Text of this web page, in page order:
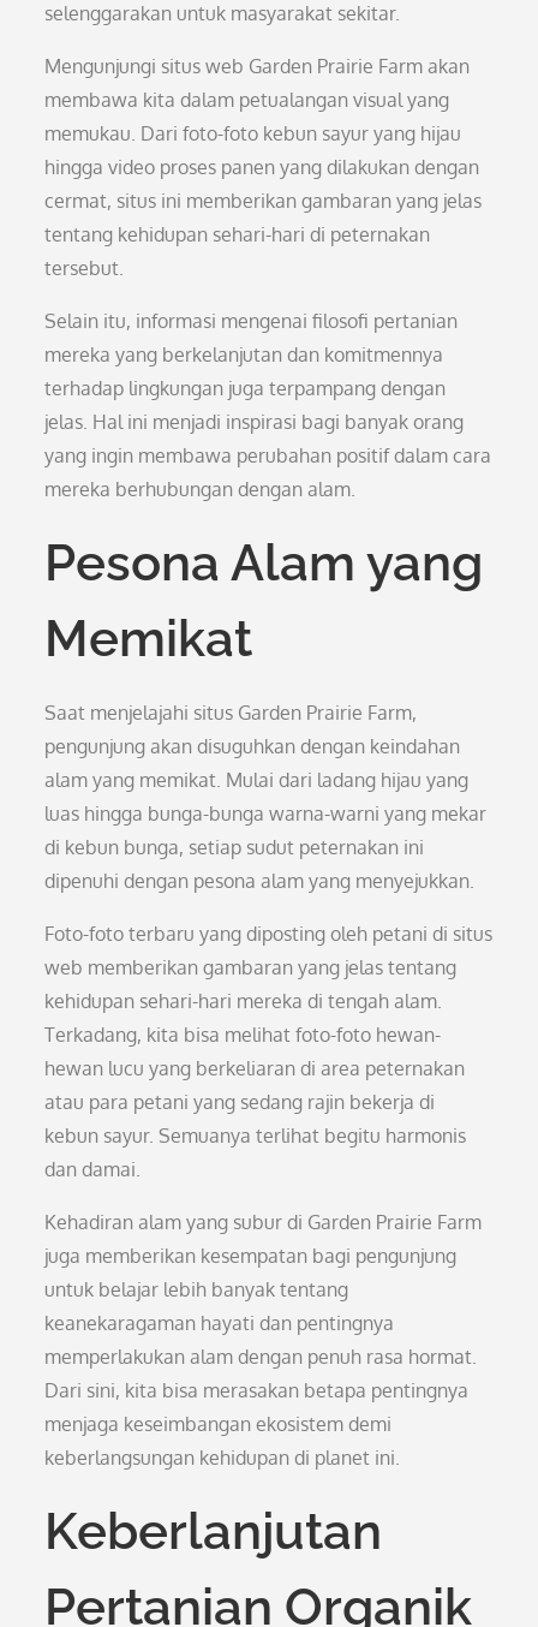
selenggarakan untuk masyarakat sekitar.
Mengunjungi situs web Garden Prairie Farm akan
membawa kita dalam petualangan visual yang
memukau. Dari foto-foto kebun sayur yang hijau
hingga video proses panen yang dilakukan dengan
cermat, situs ini memberikan gambaran yang jelas
tentang kehidupan sehari-hari di peternakan
tersebut.
Selain itu, informasi mengenai filosofi pertanian
mereka yang berkelanjutan dan komitmennya
terhadap lingkungan juga terpampang dengan
jelas. Hal ini menjadi inspirasi bagi banyak orang
yang ingin membawa perubahan positif dalam cara
mereka berhubungan dengan alam.
Pesona Alam yang
Memikat
Saat menjelajahi situs Garden Prairie Farm,
pengunjung akan disuguhkan dengan keindahan
alam yang memikat. Mulai dari ladang hijau yang
luas hingga bunga-bunga warna-warni yang mekar
di kebun bunga, setiap sudut peternakan ini
dipenuhi dengan pesona alam yang menyejukkan.
Foto-foto terbaru yang diposting oleh petani di situs
web memberikan gambaran yang jelas tentang
kehidupan sehari-hari mereka di tengah alam.
Terkadang, kita bisa melihat foto-foto hewan-
hewan lucu yang berkeliaran di area peternakan
atau para petani yang sedang rajin bekerja di
kebun sayur. Semuanya terlihat begitu harmonis
dan damai.
Kehadiran alam yang subur di Garden Prairie Farm
juga memberikan kesempatan bagi pengunjung
untuk belajar lebih banyak tentang
keanekaragaman hayati dan pentingnya
memperlakukan alam dengan penuh rasa hormat.
Dari sini, kita bisa merasakan betapa pentingnya
menjaga keseimbangan ekosistem demi
keberlangsungan kehidupan di planet ini.
Keberlanjutan
Pertanian Organik